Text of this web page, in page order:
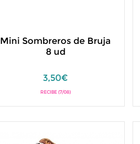
Mini Sombreros de Bruja
8 ud
3,50€
RECIBE (7/08)